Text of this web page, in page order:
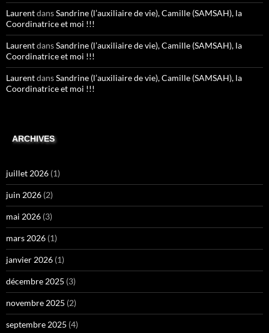
LaurentdansSandrine (l’auxiliaire de vie), Camille (SAMSAH), la
Coordinatrice et moi !!!
LaurentdansSandrine (l’auxiliaire de vie), Camille (SAMSAH), la
Coordinatrice et moi !!!
LaurentdansSandrine (l’auxiliaire de vie), Camille (SAMSAH), la
Coordinatrice et moi !!!
ARCHIVES
juillet 2026 (1)
juin 2026 (2)
mai 2026 (3)
mars 2026 (1)
janvier 2026 (1)
décembre 2025 (3)
novembre 2025 (2)
septembre 2025 (4)